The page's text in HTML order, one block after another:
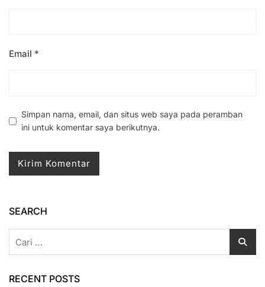
Email *
Simpan nama, email, dan situs web saya pada peramban
ini untuk komentar saya berikutnya.
SEARCH
RECENT POSTS